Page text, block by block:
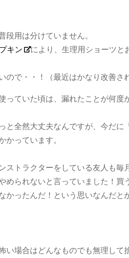
段用は分けていません。
キン により、生理用ショーツと
ので・・！（最近はかなり改善さ
っていた頃は、漏れたことが何度
と全然大丈夫なんですが、今だに
かっています。
ストラクターをしている友人も毎
められないと言っていました！買
かったんだ！という思いなんだと
い場合はどんなものでも無理して